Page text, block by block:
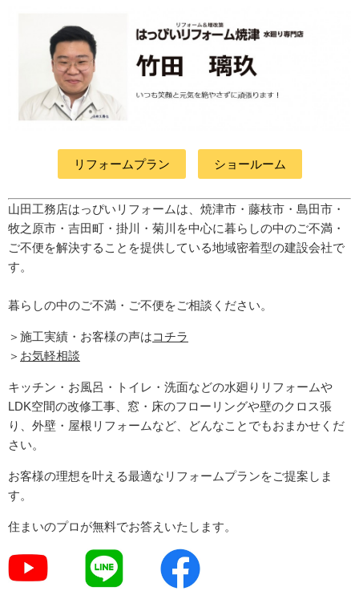
リフォームプラン ショールーム
山田工務店はっぴいリフォームは、焼津市・藤枝市・島田市・
牧之原市・吉田町 ・掛川・菊川 を中心に暮らしの中のご不満・
ご不便を解決することを提供している地域密着型の建設会社で
す。
暮らしの中のご不満・ご不便をご相談ください。
＞施工実績・お客様の声はコチラ
＞ お気軽相談
キッチン・お風呂・トイレ・洗面などの水廻りリフォームや
LDK空間の改修工事、窓・床のフローリングや壁のクロス張
り、外壁・屋根リフォームなど、どんなことでもおまかせくだ
さい。
お客様の理想を叶える最適なリフォームプランをご提案しま
す。
住まいのプロが無料でお答えいたします。